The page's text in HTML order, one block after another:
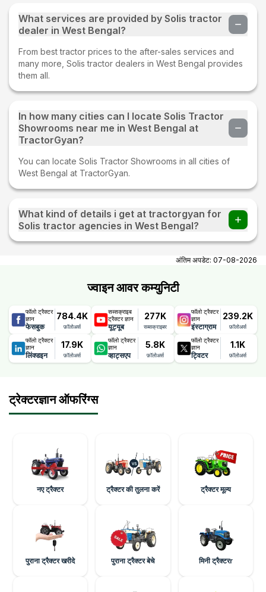
What services are provided by Solis tractor
dealer in West Bengal?
From best tractor prices to the after-sales services and
many more, Solis tractor dealers in West Bengal provides
them all.
In how many cities can I locate Solis Tractor
Showrooms near me in West Bengal at
TractorGyan?
You can locate Solis Tractor Showrooms in all cities of
West Bengal at TractorGyan.
What kind of details i get at tractorgyan for
Solis tractor agencies in West Bengal?
At tractorgyan get Solis tractor showrooms in West Bengal
contact number, email, city, pincode, address.
अंतिम अपडेट: 07-08-2026
ज्वाइन आवर कम्युनिटी
फॉलो ट्रैक्टर
ज्ञान
फेसबुक
784.4K
फ़ॉलोअर्स
सब्सक्राइब
ट्रैक्टर ज्ञान
यूट्यूब
277K
सब्सक्राइबर
फॉलो ट्रैक्टर
ज्ञान
इंस्टाग्राम
239.2K
फ़ॉलोअर्स
फॉलो ट्रैक्टर
ज्ञान
लिंक्डइन
17.9K
फ़ॉलोअर्स
फॉलो ट्रैक्टर
ज्ञान
व्हाट्सएप
5.8K
फ़ॉलोअर्स
फॉलो ट्रैक्टर
ज्ञान
ट्विटर
1.1K
फ़ॉलोअर्स
ट्रेक्टरज्ञान ऑफरिंग्स
नए ट्रैक्टर ट्रैक्टर की तुलना करें ट्रैक्टर मूल्य
पुराना ट्रैक्टर खरीदे पुराना ट्रैक्टर बेचे मिनी ट्रैक्टरr